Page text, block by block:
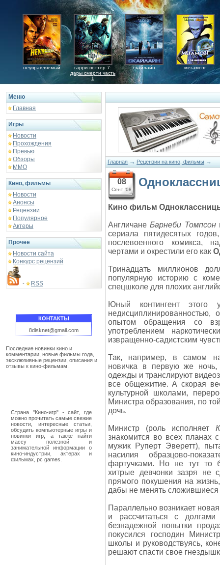
неуправляемый
гарри поттер 7:
дары смерти часть
1
скайлайн мегамозг
Меню
Главная
Игры
Новости
Прохождения
Превью
Обзоры
ММО
Кино, фильмы
Новости
Анонсы
Рецензии
Популярное
Актеры
Прочее
Новости сайта
Конкурс рецензий
- RSS
КОНТАКТЫ
8disknet@gmail.com
Последние новинки кино и
комментарии, новые фильмы года,
эксклюзивные рецензии, описания и
отзывы к кино-фильмам.
Страна "Кино-игр" - сайт, где
можно прочитать самые свежие
новости, интересные статьи,
обсудить компьютерные игры и
новинки игр, а также найти
массу полезной и
занимательной информации о
кино-индустрии, актерах и
фильмах, pc games.
Главная → Рецензии на кино, фильмы →
08
Сент '08
Кино фильм
АнгличанеБарнеби Томпсон
сериала пятидесятых
послевоенного комикса,
чертами и окрестили его как
Тринадцать миллионов
популярную историю с
спецшколе для плохих
Юный контингент этого
опытом обращения со
употреблением
извращенно-садистским
Так, например, в самом
новичка в первую же
одежды и транслируют
все общежитие. А скорая
культурной школами,
Министра образования, по
дочь.
Министр (роль исполняет
знакомится во всех планах
мужик Руперт Эверетт),
насилия образцово-
фартучками. Но не тут то
хитрые девчонки зазря не
прямого покушения на
дабы не менять сложившиеся
Параллельно возникает
и рассчитаться с
безнадежной попытки
покусился господин
школы и руководствуясь,
решают спасти свое